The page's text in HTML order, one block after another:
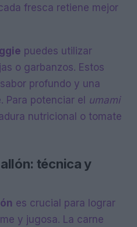
fresca retiene mejor
puedes utilizar
o garbanzos. Estos
profundo y una
Para potenciar el umami
nutricional o tomate
técnica y
es crucial para lograr
y jugosa. La carne